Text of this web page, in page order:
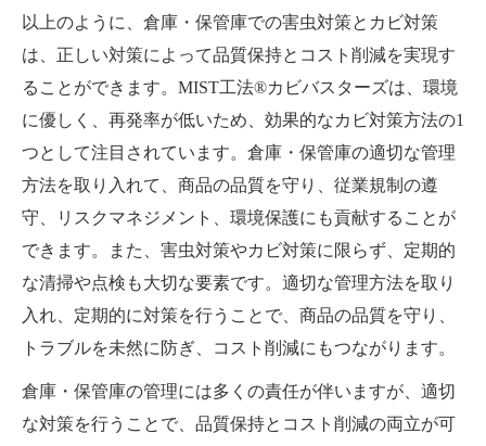
以上のように、倉庫・保管庫での害虫対策とカビ対策
は、正しい対策によって品質保持とコスト削減を実現す
ることができます。MIST工法®カビバスターズは、環境
に優しく、再発率が低いため、効果的なカビ対策方法の1
つとして注目されています。倉庫・保管庫の適切な管理
方法を取り入れて、商品の品質を守り、従業規制の遵
守、リスクマネジメント、環境保護にも貢献することが
できます。また、害虫対策やカビ対策に限らず、定期的
な清掃や点検も大切な要素です。適切な管理方法を取り
入れ、定期的に対策を行うことで、商品の品質を守り、
トラブルを未然に防ぎ、コスト削減にもつながります。
倉庫・保管庫の管理には多くの責任が伴いますが、適切
な対策を行うことで、品質保持とコスト削減の両立が可